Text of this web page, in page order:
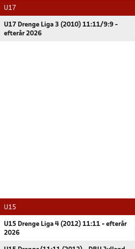
U17
U17 Drenge Liga 3 (2010) 11:11/9:9 -
efterår 2026
U15
U15 Drenge Liga 4 (2012) 11:11 - efterår
2026